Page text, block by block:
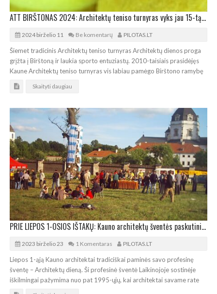
ATT BIRŠTONAS 2024: Architektų teniso turnyras vyks jau 15-tą kartą
2024 birželio 11 Be komentarų PILOTAS.LT
Šiemet tradicinis Architektų teniso turnyras Architektų dienos proga
grįžta į Birštoną ir laukia sporto entuziastų. 2010-taisiais prasidėjęs
Kaune Architektų teniso turnyras vis labiau pamėgo Birštono ramybę
Skaityti daugiau
PRIE LIEPOS 1-OSIOS IŠTAKŲ: Kauno architektų šventės paskutinis akordas – Pažaislyje
2023 birželio 23 1 Komentaras PILOTAS.LT
Liepos 1-ąją Kauno architektai tradiciškai paminės savo profesinę
šventę – Architektų dieną. Ši profesinė šventė Laikinojoje sostinėje
iškilmingai pažymima nuo pat 1995-ųjų, kai architektai savame rate